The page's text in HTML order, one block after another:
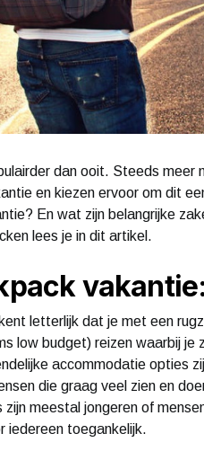
dan ooit. Steeds meer
en kiezen ervoor om dit
En wat zijn belangrijke
lees je in dit artikel.
letterlijk dat je met een
low budget) reizen waarbij
accommodatie opties
die graag veel zien en
zijn meestal jongeren of
iedereen toegankelijk.